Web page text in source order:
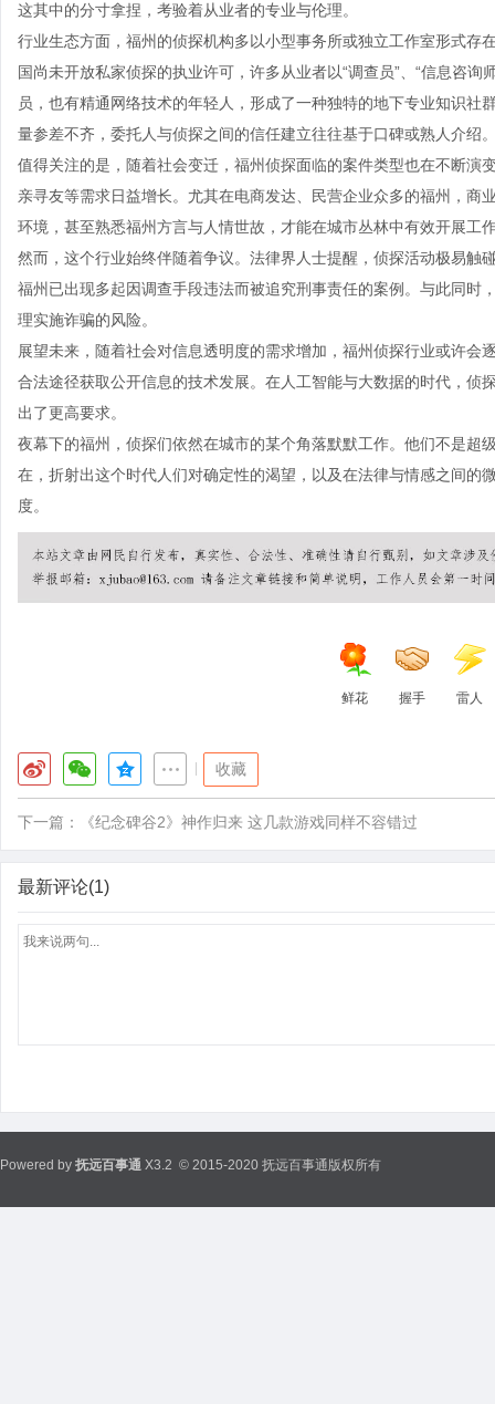
这其中的分寸拿捏，考验着从业者的专业与伦理。
行业生态方面，福州的侦探机构多以小型事务所或独立工作室形式存
国尚未开放私家侦探的执业许可，许多从业者以“调查员”、“信息咨
员，也有精通网络技术的年轻人，形成了一种独特的地下专业知识
量参差不齐，委托人与侦探之间的信任建立往往基于口碑或熟人介绍
值得关注的是，随着社会变迁，福州侦探面临的案件类型也在不断演
亲寻友等需求日益增长。尤其在电商发达、民营企业众多的福州，
环境，甚至熟悉福州方言与人情世故，才能在城市丛林中有效开展工
然而，这个行业始终伴随着争议。法律界人士提醒，侦探活动极易触
福州已出现多起因调查手段违法而被追究刑事责任的案例。与此同时
理实施诈骗的风险。
展望未来，随着社会对信息透明度的需求增加，福州侦探行业或许
合法途径获取公开信息的技术发展。在人工智能与大数据的时代，侦
出了更高要求。
夜幕下的福州，侦探们依然在城市的某个角落默默工作。他们不是超
在，折射出这个时代人们对确定性的渴望，以及在法律与情感之间的
度。
鲜花 握手 雷人
收藏
下一篇： 《纪念碑谷2》神作归来 这几款游戏同样不容错过
最新评论(1)
Powered by 抚远百事通 X3.2 © 2015-2020 抚远百事通版权所有